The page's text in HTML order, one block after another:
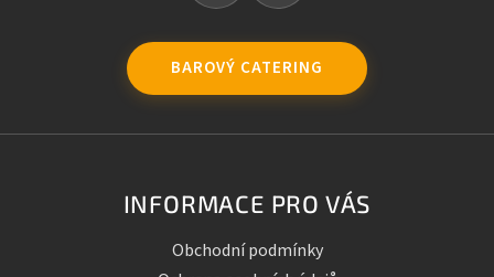
BAROVÝ CATERING
INFORMACE PRO VÁS
Obchodní podmínky